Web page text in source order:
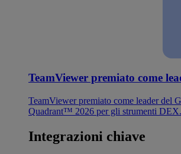
TeamViewer premiato come
TeamViewer premiato come leader del
Quadrant™ 2026 per gli strumenti DEX.
Integrazioni chiave